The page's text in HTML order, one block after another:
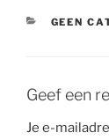
GEEN
Geef een
Je e-